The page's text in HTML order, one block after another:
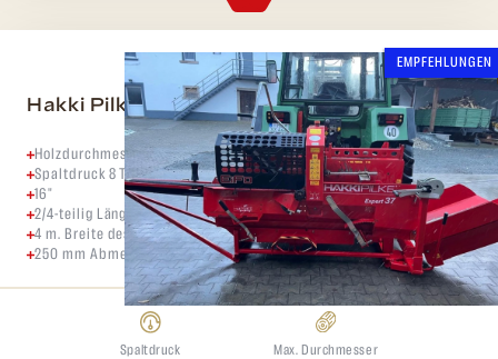
EMPFEHLUNGEN
Hakki Pilke Expert 37
Holzdurchmesser 37 cm
Spaltdruck 8 Tonnen
16"
2/4-teilig Länge des Entladebandes.
4 m. Breite des Entladeförderers.
250 mm Abmessungen des Beladeförderers
Spaltdruck
Max. Durchmesser